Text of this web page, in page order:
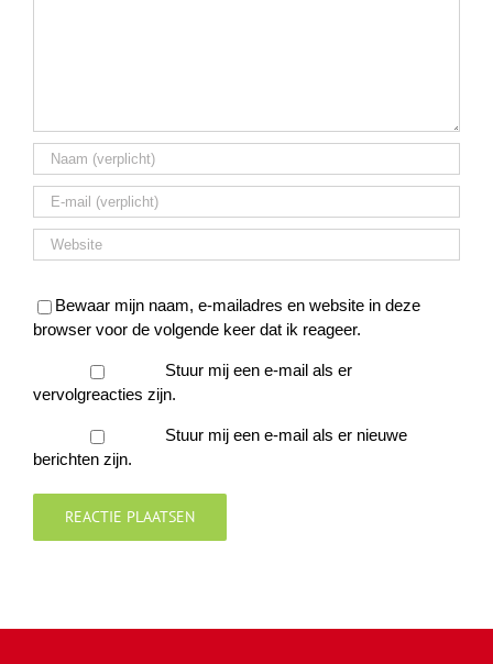
Bewaar mijn naam, e-mailadres en website in deze
browser voor de volgende keer dat ik reageer.
Stuur mij een e-mail als er
vervolgreacties zijn.
Stuur mij een e-mail als er nieuwe
berichten zijn.